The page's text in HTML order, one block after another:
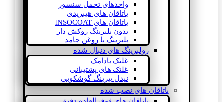
واحدهای تحمل سنسور
یاتاقان های هیبریدی
یاتاقان های INSOCOAT
بدون بلبرینگ روکش دار
بلبرینگ با روغن جامد
رولبرینگ های دنبال شده
غلتک بادامک
غلتک های پشتیبانی
نیدل بیرینگ گوشکوبی
یاتاقان های نصب شده